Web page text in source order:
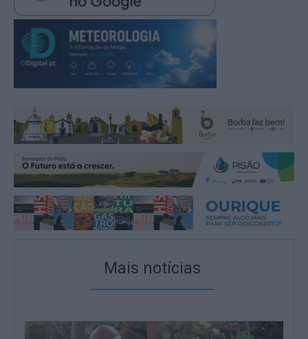
Mais notícias